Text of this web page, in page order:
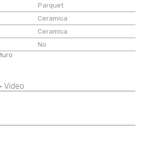
Parquet
Ceramica
Ceramica
No
Video